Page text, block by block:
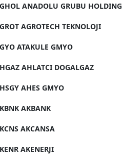
ANADOLU GRUBU HOLDING
AGROTECH TEKNOLOJI
ATAKULE GMYO
AHLATCI DOGALGAZ
AHES GMYO
AKBANK
AKCANSA
AKENERJI